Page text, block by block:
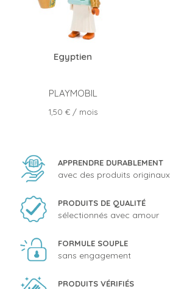
Egyptien
PLAYMOBIL
Prix
1,50 €/ mois
APPRENDRE DURABLEMENT
avec des produits originaux
PRODUITS DE QUALITÉ
sélectionnés avec amour
FORMULE SOUPLE
sans engagement
PRODUITS VÉRIFIÉS